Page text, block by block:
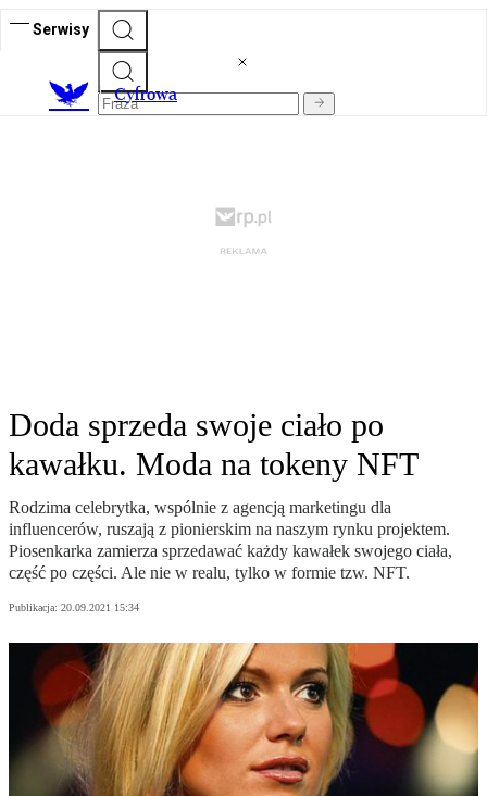
Serwisy
Cyfrowa
Doda sprzeda swoje ciało po
kawałku. Moda na tokeny NFT
Rodzima celebrytka, wspólnie z agencją marketingu dla
influencerów, ruszają z pionierskim na naszym rynku projektem.
Piosenkarka zamierza sprzedawać każdy kawałek swojego ciała,
część po części. Ale nie w realu, tylko w formie tzw. NFT.
Publikacja: 20.09.2021 15:34